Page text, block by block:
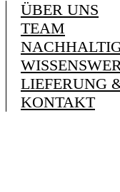
ÜBER UNS
TEAM
LIEFERUNG
KONTAKT